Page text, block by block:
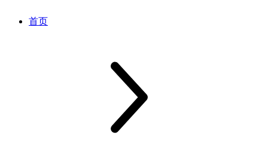
首页